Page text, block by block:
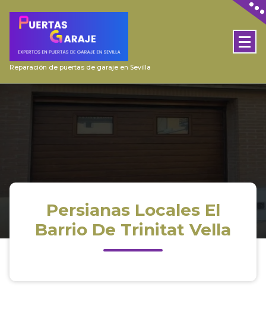
Reparación de puertas de garaje en Sevilla
Persianas Locales El
Barrio De Trinitat Vella